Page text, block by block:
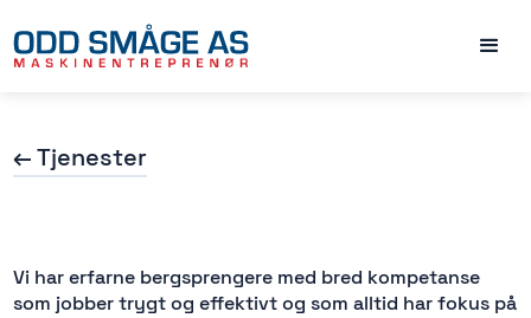
← Tjenester
Vi har erfarne bergsprengere med bred kompetanse
som jobber trygt og effektivt og som alltid har fokus på